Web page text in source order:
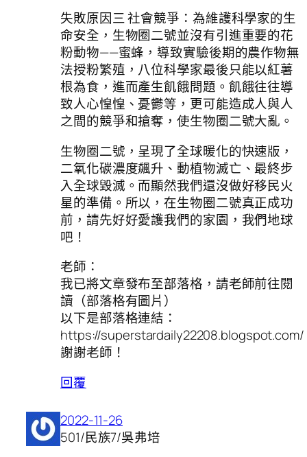
失敗原因三 社會競爭：為維護科學家的生
命安全，生物圈二號並沒有引進重要的花
粉動物——蜜蜂，導致實驗後期的農作物無
法授粉繁殖，八位科學家最後只能以紅薯
根為食，進而產生飢餓問題。飢餓往往導
致人心惶惶、憂鬱等，更可能造成人與人
之間的競爭和搶奪，使生物圈二號大亂。
生物圈二號，呈現了全球暖化的快速版，
二氧化碳濃度飆升、動植物滅亡、最終步
入全球毀滅。而顯然我們還沒做好移民火
星的準備。所以，在生物圈二號真正成功
前，請先好好愛護我們的家園，我們地球
吧！
老師：
我已將文章發布至部落格，請老師前往閱
讀（部落格有圖片）
以下是部落格連結：
https://superstardaily22208.blogspot.com/
謝謝老師！
回覆
2022-11-26
501/民族7/吳弗培